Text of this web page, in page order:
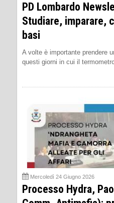
PD Lombardo
Studiare, imparare,
basi
A volte è importante prendere
questi giorni in cui il
Mercoledì 24 Giugno 2026
Processo Hydra,